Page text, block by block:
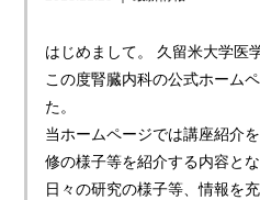
はじめまして。 久留米大学医
この度腎臓内科の公式ホーム
た。
当ホームページでは講座紹介
修の様子等を紹介する内容とな
日々の研究の様子等、情報を